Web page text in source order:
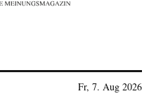
Fr, 7. Aug 2026